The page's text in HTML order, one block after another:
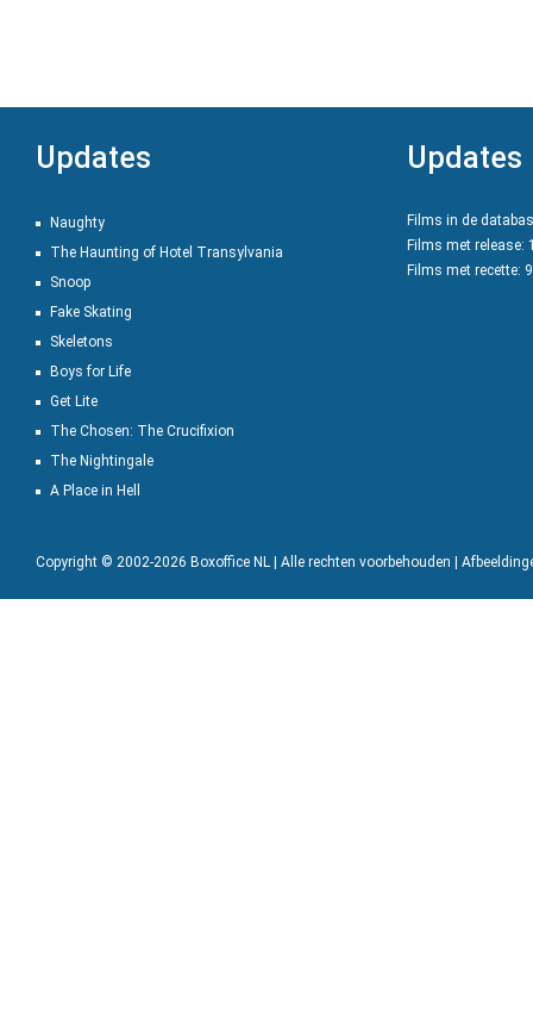
Updates
Naughty
The Haunting of Hotel Transylvania
Snoop
Fake Skating
Skeletons
Boys for Life
Get Lite
The Chosen: The Crucifixion
The Nightingale
A Place in Hell
Updates
Films in de
Films met release:
Films met recette:
Copyright © 2002-2026 Boxoffice NL | Alle rechten voorbehouden |